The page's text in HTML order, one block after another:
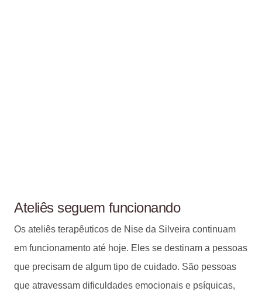
Ateliês seguem funcionando
Os ateliês terapêuticos de Nise da Silveira continuam
em funcionamento até hoje. Eles se destinam a pessoas
que precisam de algum tipo de cuidado. São pessoas
que atravessam dificuldades emocionais e psíquicas,